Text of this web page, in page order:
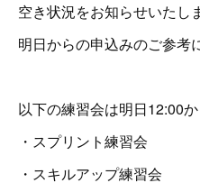
空き状況をお知らせいたし
明日からの申込みのご参考
以下の練習会は明日12:00
・スプリント練習会
・スキルアップ練習会